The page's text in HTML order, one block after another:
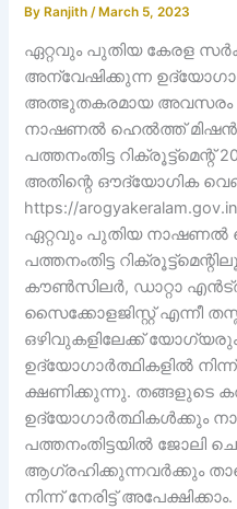
ByRanjith /March 5, 2023
ഏറ്റവും പുതിയ കേരള
അന്വേഷിക്കുന്ന
അത്ഭുതകരമായ അവസരം
നാഷണൽ ഹെൽത്ത് മിഷൻ
പത്തനംതിട്ട റിക്രൂട്ട്‌മെന്റ്
അതിന്റെ ഔദ്യോഗിക
https://
ഏറ്റവും പുതിയ നാഷണൽ
പത്തനംതിട്ട
കൗൺസിലർ, ഡാറ്റാ
സൈക്കോളജിസ്റ്റ് എന്നീ
ഒഴിവുകളിലേക്ക്
ഉദ്യോഗാർത്ഥികളിൽ
ക്ഷണിക്കുന്നു. തങ്ങളുടെ
ഉദ്യോഗാർത്ഥികൾക്കും
പത്തനംതിട്ടയിൽ ജോലി
ആഗ്രഹിക്കുന്നവർക്കും
നിന്ന് നേരിട്ട്